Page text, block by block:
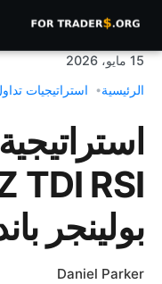
15 مايو، 2026
الرئيسية
استراتيجيات
بولينجر
Daniel Parker